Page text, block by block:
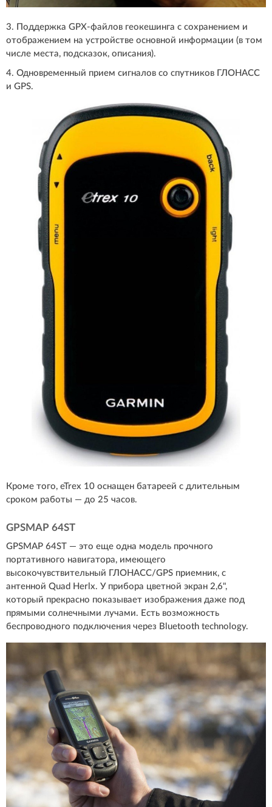
3. Поддержка GPX-файлов геокешинга с сохранением и
отображением на устройстве основной информации (в том
числе места, подсказок, описания).
4. Одновременный прием сигналов со спутников ГЛОНАСС
и GPS.
Кроме того, eTrex 10 оснащен батареей с длительным
сроком работы — до 25 часов.
GPSMAP 64ST
GPSMAP 64ST — это еще одна модель прочного
портативного навигатора, имеющего
высокочувствительный ГЛОНАСС/GPS приемник, с
антенной Quad Herlx. У прибора цветной экран 2,6",
который прекрасно показывает изображения даже под
прямыми солнечными лучами. Есть возможность
беспроводного подключения через Bluetooth technology.